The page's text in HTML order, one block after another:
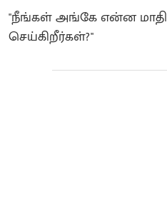
"நீங்கள் அங்கே என்ன
செய்கிறீர்கள்?"